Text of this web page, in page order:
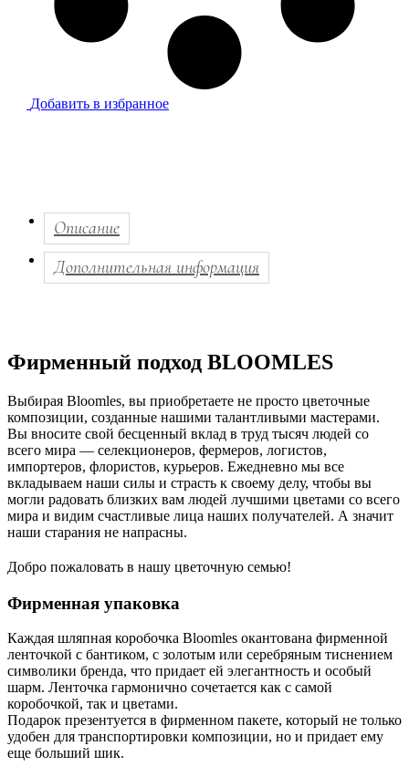
Добавить в избранное
Описание
Дополнительная информация
Фирменный подход BLOOMLES
Выбирая Bloomles, вы приобретаете не просто цветочные
композиции, созданные нашими талантливыми мастерами.
Вы вносите свой бесценный вклад в труд тысяч людей со
всего мира — селекционеров, фермеров, логистов,
импортеров, флористов, курьеров. Ежедневно мы все
вкладываем наши силы и страсть к своему делу, чтобы вы
могли радовать близких вам людей лучшими цветами со всего
мира и видим счастливые лица наших получателей. А значит
наши старания не напрасны.
Добро пожаловать в нашу цветочную семью!
Фирменная упаковка
Каждая шляпная коробочка Bloomles окантована фирменной
ленточкой с бантиком, с золотым или серебряным тиснением
символики бренда, что придает ей элегантность и особый
шарм. Ленточка гармонично сочетается как с самой
коробочкой, так и цветами.
Подарок презентуется в фирменном пакете, который не только
удобен для транспортировки композиции, но и придает ему
еще больший шик.